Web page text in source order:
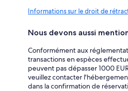
Informations sur le droit de
Nous devons aussi
Conformément aux
transactions en espèces
peuvent pas dépasser 1000
veuillez contacter
dans la confirmation de